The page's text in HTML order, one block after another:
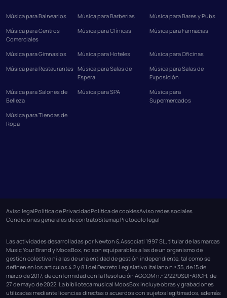
Música para Balnearios Música para Barberías
Música para Bares y Pubs
Música para Centros
Comerciales
Música para Clínicas Música para Farmacias
Música para Gimnasios Música para Hoteles
Música para Oficinas
Música para Restaurantes Música para Salas de
Espera
Música para Salas de
Exposición
Música para Salones de
Belleza
Música para SPA
Música para
Supermercados
Música para Tiendas de
Ropa
Aviso legalPolítica de PrivacidadPolítica de cookiesAviso redes sociales
Condiciones generales de contratoSitemapProtocolo legal
Las actividades desarrolladas por Newton & Associati 1997 SL, titular de las marcas
Music Your Brand y MoosBox, no son equiparables a las de un organismo de
gestión colectiva ni a las de una entidad de gestión independiente, tal como se
definen en los artículos 4.2 y 8.1 del Decreto Legislativo italiano n.º 35, de 15 de
marzo de 2017, de conformidad con la Resolución AGCOM n.º 2/22/DSDI-ARCH, de
27 de mayo de 2022. La biblioteca musical MoosBox incluye obras y grabaciones
utilizadas mediante licencias directas o acuerdos con sujetos legitimados, además